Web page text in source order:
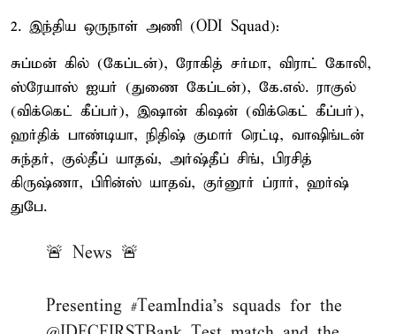
2. இந்திய ஒருநாள் அணி (ODI Squad):
சுப்மன் கில் (கேப்டன்), ரோகித் சர்மா, விராட் கோலி,
ஸ்ரேயாஸ் ஐயர் (துணை கேப்டன்), கே.எல். ராகுல்
(விக்கெட் கீப்பர்), இஷான் கிஷன் (விக்கெட் கீப்பர்),
ஹர்திக் பாண்டியா, நிதிஷ் குமார் ரெட்டி, வாஷிங்டன்
சுந்தர், குல்தீப் யாதவ், அர்ஷ்தீப் சிங், பிரசித்
கிருஷ்ணா, பிரின்ஸ் யாதவ், குர்னூர் ப்ரார், ஹர்ஷ்
துபே.
🚨 News 🚨
Presenting #TeamIndia's squads for the